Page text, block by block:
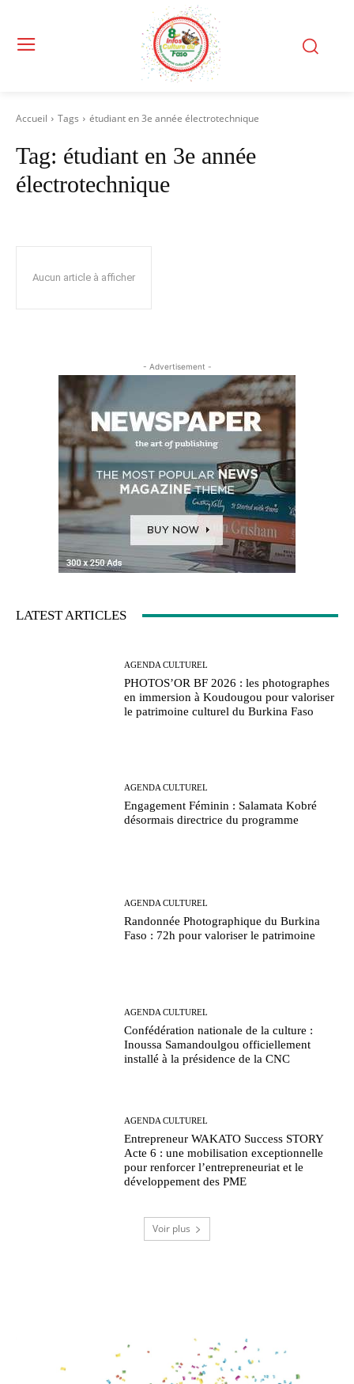
Accueil Tags étudiant en 3e année électrotechnique
Tag: étudiant en 3e année
électrotechnique
Aucun article à afficher
- Advertisement -
LATEST ARTICLES
AGENDA CULTUREL
PHOTOS’OR BF 2026 : les photographes
en immersion à Koudougou pour valoriser
le patrimoine culturel du Burkina Faso
AGENDA CULTUREL
Engagement Féminin : Salamata Kobré
désormais directrice du programme
AGENDA CULTUREL
Randonnée Photographique du Burkina
Faso : 72h pour valoriser le patrimoine
AGENDA CULTUREL
Confédération nationale de la culture :
Inoussa Samandoulgou officiellement
installé à la présidence de la CNC
AGENDA CULTUREL
Entrepreneur WAKATO Success STORY
Acte 6 : une mobilisation exceptionnelle
pour renforcer l’entrepreneuriat et le
développement des PME
Voir plus